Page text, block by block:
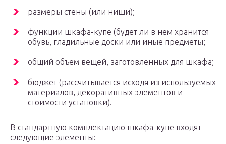
размеры стены (или ниши);
функции шкафа-купе (будет ли в нем хранится
обувь, гладильные доски или иные предметы;
общий объем вещей, заготовленных для шкафа;
бюджет (рассчитывается исходя из используемых
материалов, декоративных элементов и
стоимости установки).
В стандартную комплектацию шкафа-купе входят
следующие элементы: